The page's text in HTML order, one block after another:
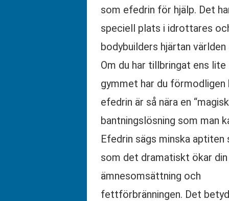
som efedrin för hjälp. Det
speciell plats i idrottares
bodybuilders hjärtan världen
Om du har tillbringat ens lite
gymmet har du
efedrin är så nära en
bantningslösning som man
Efedrin sägs minska
som det dramatiskt ökar din
ämnesomsättning och
fettförbränningen. Det